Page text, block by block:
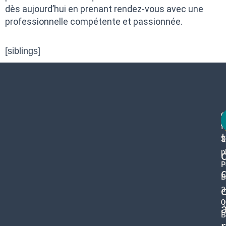
dès aujourd’hui en prenant rendez-vous avec une
professionnelle compétente et passionnée.
[siblings]